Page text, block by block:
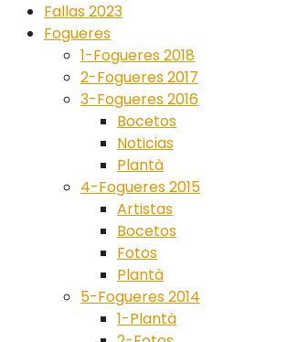
Fallas 2023
Fogueres
1-Fogueres 2018
2-Fogueres 2017
3-Fogueres 2016
Bocetos
Noticias
Plantà
4-Fogueres 2015
Artistas
Bocetos
Fotos
Plantà
5-Fogueres 2014
1-Plantà